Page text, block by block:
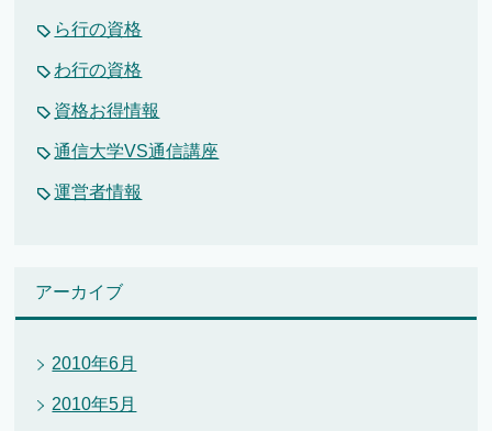
ら行の資格
わ行の資格
資格お得情報
通信大学VS通信講座
運営者情報
アーカイブ
2010年6月
2010年5月